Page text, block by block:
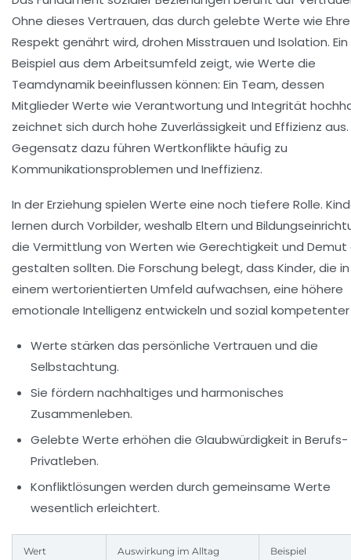
Ohne dieses Vertrauen, das durch gelebte Werte wie Ehre
Respekt genährt wird, drohen Misstrauen und Isolation. Ein
Beispiel aus dem Arbeitsumfeld zeigt, wie Werte die
Teamdynamik beeinflussen können: Ein Team, dessen
Mitglieder Werte wie Verantwortung und Integrität
zeichnet sich durch hohe Zuverlässigkeit und Effizienz
Gegensatz dazu führen Wertkonflikte häufig zu
Kommunikationsproblemen und Ineffizienz.
In der Erziehung spielen Werte eine noch tiefere Rolle.
lernen durch Vorbilder, weshalb Eltern und
die Vermittlung von Werten wie Gerechtigkeit und Demut
gestalten sollten. Die Forschung belegt, dass Kinder, die in
einem wertorientierten Umfeld aufwachsen, eine höhere
emotionale Intelligenz entwickeln und sozial kompetenter
Werte stärken das persönliche Vertrauen und die
Selbstachtung.
Sie fördern nachhaltiges und harmonisches
Zusammenleben.
Gelebte Werte erhöhen die Glaubwürdigkeit in Berufs-
Privatleben.
Konfliktlösungen werden durch gemeinsame Werte
wesentlich erleichtert.
Wert Auswirkung im Alltag Beispiel